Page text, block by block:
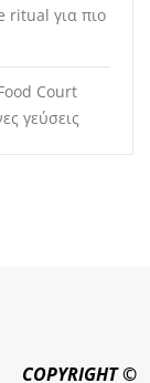
ritual για πιο
Court
γεύσεις
COPYRIGHT ©